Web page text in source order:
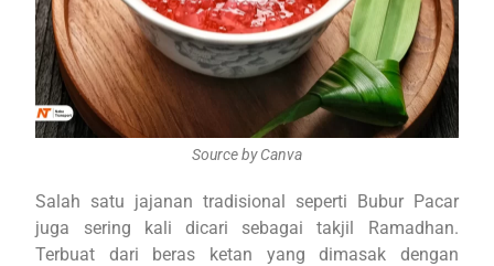
Source by Canva
Salah satu jajanan tradisional seperti Bubur Pacar
juga sering kali dicari sebagai takjil Ramadhan.
Terbuat dari beras ketan yang dimasak dengan